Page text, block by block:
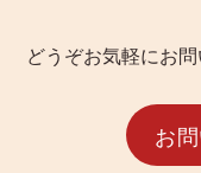
どうぞお気軽にお
お